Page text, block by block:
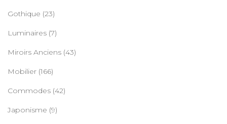
Gothique (23)
Luminaires (7)
Miroirs Anciens (43)
Mobilier (166)
Commodes (42)
Japonisme (9)